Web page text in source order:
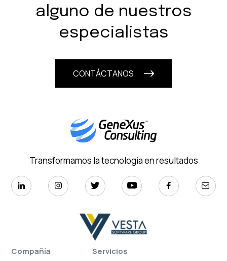
alguno de nuestros
especialistas
CONTÁCTANOS
Transformamos la tecnología en resultados
Compañía Servicios